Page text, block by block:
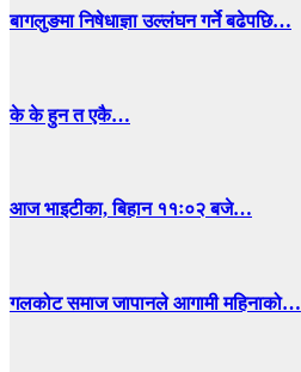
बागलुङमा निषेधाज्ञा उल्लंघन गर्ने बढेपछि…
के के हुन त एकै…
आज भाइटीका, बिहान ११ः०२ बजे…
गलकोट समाज जापानले आगामी महिनाको…